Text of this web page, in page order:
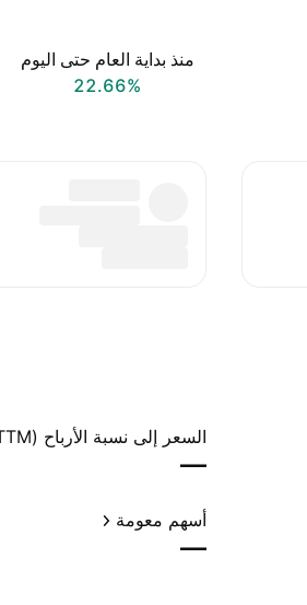
منذ بداية العام حتى اليوم
22.66%
السعر إلى نسبة الأرباح (TTM)
—
أسهم معومة
—